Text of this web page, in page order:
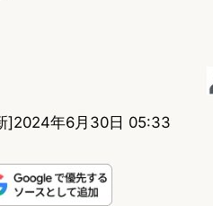
]2024年6月30日 05:33